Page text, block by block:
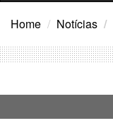
Home Notícias